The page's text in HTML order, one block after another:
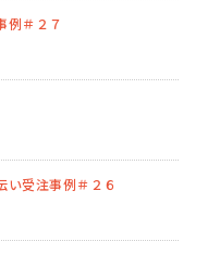
例＃２７
い受注事例＃２６